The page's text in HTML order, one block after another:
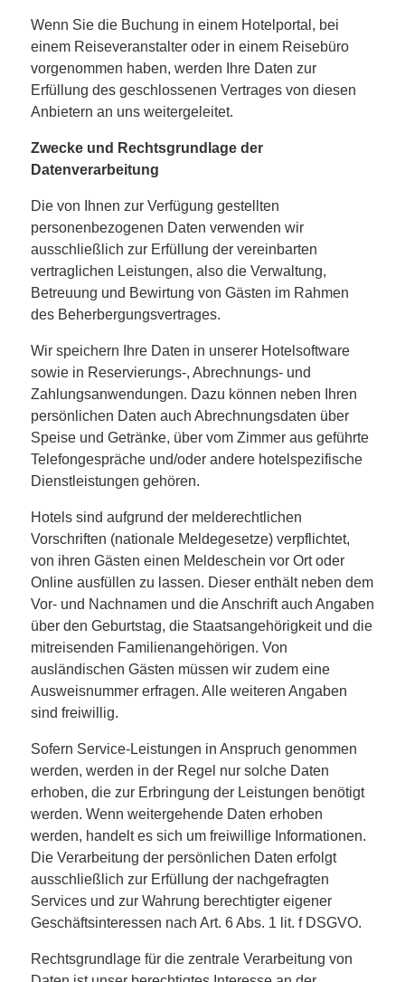
Wenn Sie die Buchung in einem Hotelportal, bei
einem Reiseveranstalter oder in einem Reisebüro
vorgenommen haben, werden Ihre Daten zur
Erfüllung des geschlossenen Vertrages von diesen
Anbietern an uns weitergeleitet.
Zwecke und Rechtsgrundlage der
Datenverarbeitung
Die von Ihnen zur Verfügung gestellten
personenbezogenen Daten verwenden wir
ausschließlich zur Erfüllung der vereinbarten
vertraglichen Leistungen, also die Verwaltung,
Betreuung und Bewirtung von Gästen im Rahmen
des Beherbergungsvertrages.
Wir speichern Ihre Daten in unserer Hotelsoftware
sowie in Reservierungs-, Abrechnungs- und
Zahlungsanwendungen. Dazu können neben Ihren
persönlichen Daten auch Abrechnungsdaten über
Speise und Getränke, über vom Zimmer aus geführte
Telefongespräche und/oder andere hotelspezifische
Dienstleistungen gehören.
Hotels sind aufgrund der melderechtlichen
Vorschriften (nationale Meldegesetze) verpflichtet,
von ihren Gästen einen Meldeschein vor Ort oder
Online ausfüllen zu lassen. Dieser enthält neben dem
Vor- und Nachnamen und die Anschrift auch Angaben
über den Geburtstag, die Staatsangehörigkeit und die
mitreisenden Familienangehörigen. Von
ausländischen Gästen müssen wir zudem eine
Ausweisnummer erfragen. Alle weiteren Angaben
sind freiwillig.
Sofern Service-Leistungen in Anspruch genommen
werden, werden in der Regel nur solche Daten
erhoben, die zur Erbringung der Leistungen benötigt
werden. Wenn weitergehende Daten erhoben
werden, handelt es sich um freiwillige Informationen.
Die Verarbeitung der persönlichen Daten erfolgt
ausschließlich zur Erfüllung der nachgefragten
Services und zur Wahrung berechtigter eigener
Geschäftsinteressen nach Art. 6 Abs. 1 lit. f DSGVO.
Rechtsgrundlage für die zentrale Verarbeitung von